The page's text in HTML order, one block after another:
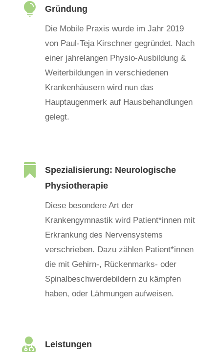
 Gründung
Die Mobile Praxis wurde im Jahr 2019
von Paul-Teja Kirschner gegründet. Nach
einer jahrelangen Physio-Ausbildung &
Weiterbildungen in verschiedenen
Krankenhäusern wird nun das
Hauptaugenmerk auf Hausbehandlungen
gelegt.

Spezialisierung: Neurologische
Physiotherapie
Diese besondere Art der
Krankengymnastik wird Patient*innen mit
Erkrankung des Nervensystems
verschrieben. Dazu zählen Patient*innen
die mit Gehirn-, Rückenmarks- oder
Spinalbeschwerdebildern zu kämpfen
haben, oder Lähmungen aufweisen.
 Leistungen